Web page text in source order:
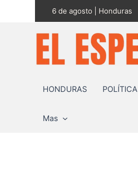
6 de agosto | Honduras
HONDURAS POLÍTICA
Mas